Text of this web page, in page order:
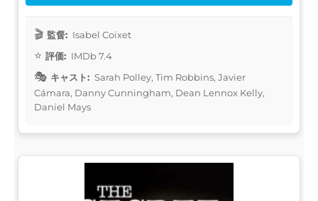
監督: Isabel Coixet
評価: IMDb 7.4
キャスト: Sarah Polley, Tim Robbins, Javier
Cámara, Danny Cunningham, Dean Lennox Kelly,
Daniel Mays